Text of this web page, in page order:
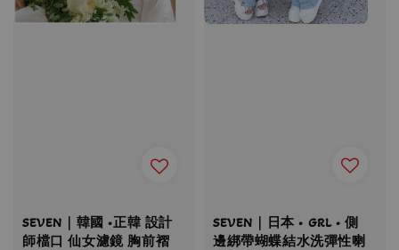
SEVEN｜韓國 •正韓 設計
師檔口 仙女濾鏡 胸前褶
SEVEN｜日本 • GRL • 側
邊綁帶蝴蝶結水洗彈性喇